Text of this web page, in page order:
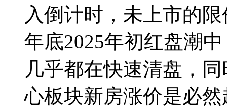
入倒计时，未上市的
年底2025年初红盘潮
几乎都在快速清盘，
心板块新房涨价是必